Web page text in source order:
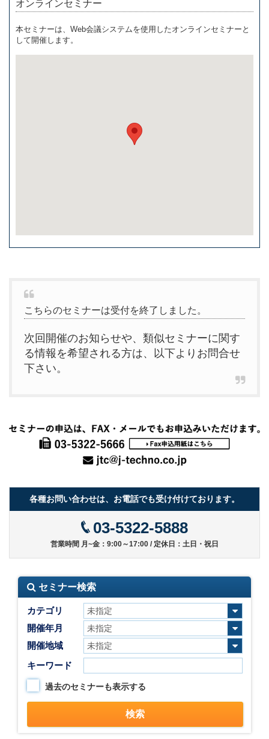
オンラインセミナー
本セミナーは、Web会議システムを使用したオンラインセミナーと
して開催します。
こちらのセミナーは受付を終了しました。
次回開催のお知らせや、類似セミナーに関す
る情報を希望される方は、以下よりお問合せ
下さい。
各種お問い合わせは、お電話でも受け付けております。
03-5322-5888
営業時間 月~金：9:00～17:00 / 定休日：土日・祝日
セミナー検索
カテゴリ
開催年月
開催地域
キーワード
過去のセミナーも表示する